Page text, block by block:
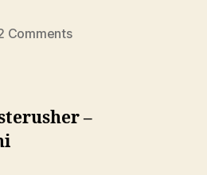
Commentson
“Asterusher
–